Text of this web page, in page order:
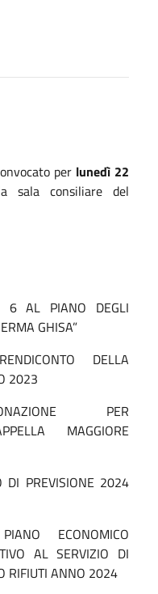
per lunedì 22
sala consiliare del
6 AL PIANO DEGLI
GHISA”
DELLA
2023
PER
MAGGIORE
DI PREVISIONE 2024
ECONOMICO
AL SERVIZIO DI
RIFIUTI ANNO 2024